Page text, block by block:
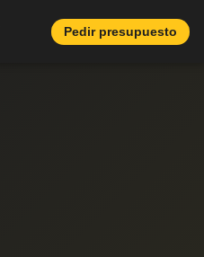
Pedir presupuesto